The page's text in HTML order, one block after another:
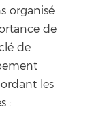
organisé
de
de
les
: